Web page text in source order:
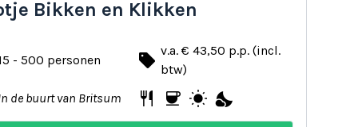
Bikken en Klikken
- 500 personen local_offer v.a. € 43,50 p.p. (incl.
btw)
de buurt van Britsum restaurant coffee wb_sunny nights_stay